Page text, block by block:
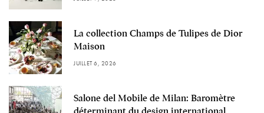
La collection Champs de Tulipes de Dior
Maison
JUILLET 6, 2026
Salone del Mobile de Milan: Baromètre